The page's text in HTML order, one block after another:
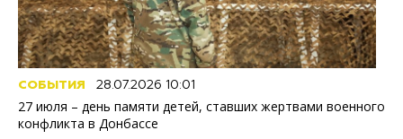
СОБЫТИЯ 28.07.2026 10:01
27 июля – день памяти детей, ставших жертвами военного
конфликта в Донбассе